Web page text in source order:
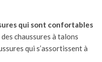
qui sont confortables
chaussures à talons
qui s’assortissent à